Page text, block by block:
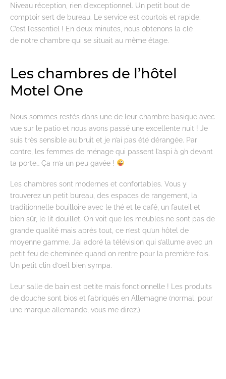
Niveau réception, rien d’exceptionnel. Un petit bout de
comptoir sert de bureau. Le service est courtois et rapide.
C’est l’essentiel ! En deux minutes, nous obtenons la clé
de notre chambre qui se situait au même étage.
Les chambres de l’hôtel
Motel One
Nous sommes restés dans une de leur chambre basique avec
vue sur le patio et nous avons passé une excellente nuit ! Je
suis très sensible au bruit et je n’ai pas été dérangée. Par
contre, les femmes de ménage qui passent l’aspi à 9h devant
ta porte… Ça m’a un peu gavée !
Les chambres sont modernes et confortables. Vous y
trouverez un petit bureau, des espaces de rangement, la
traditionnelle bouilloire avec le thé et le café, un fauteil et
bien sûr, le lit douillet. On voit que les meubles ne sont pas de
grande qualité mais après tout, ce n’est qu’un hôtel de
moyenne gamme. J’ai adoré la télévision qui s’allume avec un
petit feu de cheminée quand on rentre pour la première fois.
Un petit clin d’oeil bien sympa.
Leur salle de bain est petite mais fonctionnelle ! Les produits
de douche sont bios et fabriqués en Allemagne (normal, pour
une marque allemande, vous me direz.)